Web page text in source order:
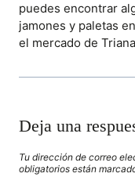
puedes encontrar
jamones y paletas
el mercado de
Deja una
Tu dirección de correo
obligatorios están